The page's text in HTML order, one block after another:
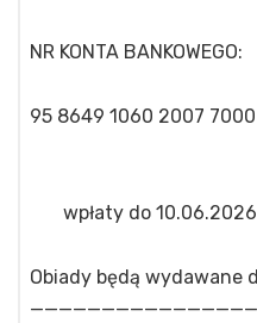
NR KONTA BANKOWEGO:
95 8649 1060 2007
wpłaty do 10.06.2026
Obiady będą wydawane